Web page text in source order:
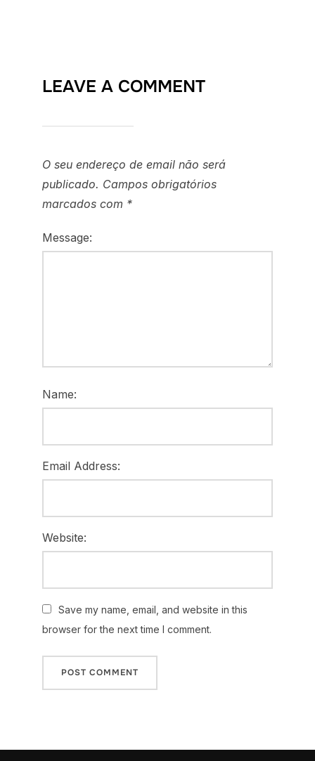
LEAVE A COMMENT
O seu endereço de email não será
publicado. Campos obrigatórios
marcados com *
Message:
Name:
Email Address:
Website:
Save my name, email, and website in this
browser for the next time I comment.